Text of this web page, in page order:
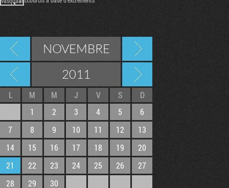
NOVEMBRE
2011
L M M J V S
D
1
2 3 4 5
6
7
8 9 10 11 12
13
14
15 16 17 18 19
20
21
22 23 24 25 26
27
28
29 30